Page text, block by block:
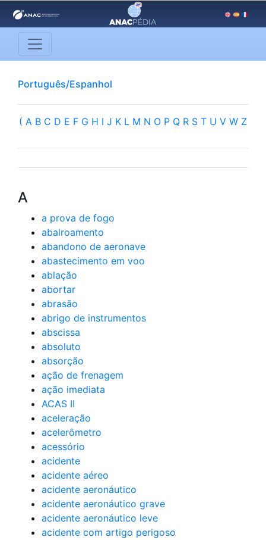
Português/Espanhol
( A B C D E F G H I J K L M N O P Q R S T U V W Z
A
a prova de fogo
abalroamento
abandono de aeronave
abastecimento em voo
ablação
abortar
abrasão
abrigo de instrumentos
abscissa
absoluto
absorção
ação de frenagem
ação imediata
ACAS II
aceleração
acelerômetro
acessório
acidente
acidente aéreo
acidente aeronáutico
acidente aeronáutico grave
acidente aeronáutico leve
acidente com artigo perigoso